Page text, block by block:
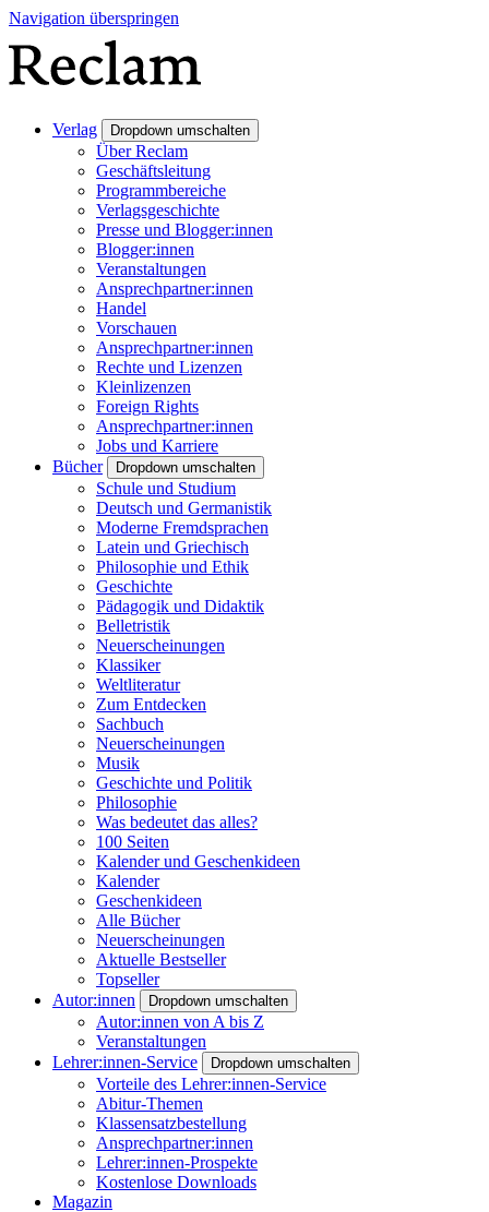
Navigation überspringen
Verlag Dropdown umschalten
Über Reclam
Geschäftsleitung
Programmbereiche
Verlagsgeschichte
Presse und Blogger:innen
Blogger:innen
Veranstaltungen
Ansprechpartner:innen
Handel
Vorschauen
Ansprechpartner:innen
Rechte und Lizenzen
Kleinlizenzen
Foreign Rights
Ansprechpartner:innen
Jobs und Karriere
Bücher
Dropdown umschalten
Schule und Studium
Deutsch und Germanistik
Moderne Fremdsprachen
Latein und Griechisch
Philosophie und Ethik
Geschichte
Pädagogik und Didaktik
Belletristik
Neuerscheinungen
Klassiker
Weltliteratur
Zum Entdecken
Sachbuch
Neuerscheinungen
Musik
Geschichte und Politik
Philosophie
Was bedeutet das alles?
100 Seiten
Kalender und Geschenkideen
Kalender
Geschenkideen
Alle Bücher
Neuerscheinungen
Aktuelle Bestseller
Topseller
Autor:innen
Dropdown umschalten
Autor:innen von A bis Z
Veranstaltungen
Lehrer:innen-Service
Dropdown umschalten
Vorteile des Lehrer:innen-Service
Abitur-Themen
Klassensatzbestellung
Ansprechpartner:innen
Lehrer:innen-Prospekte
Kostenlose Downloads
Magazin